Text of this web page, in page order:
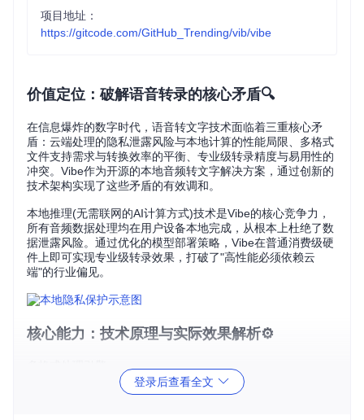
项目地址：
https://gitcode.com/GitHub_Trending/vib/vibe
价值定位：破解语音转录的核心矛盾🔍
在信息爆炸的数字时代，语音转文字技术面临着三重核心矛
盾：云端处理的隐私泄露风险与本地计算的性能局限、多格式
文件支持需求与转换效率的平衡、专业级转录精度与易用性的
冲突。Vibe作为开源的本地音频转文字解决方案，通过创新的
技术架构实现了这些矛盾的有效调和。
本地推理(无需联网的AI计算方式)技术是Vibe的核心竞争力，
所有音频数据处理均在用户设备本地完成，从根本上杜绝了数
据泄露风险。通过优化的模型部署策略，Vibe在普通消费级硬
件上即可实现专业级转录效果，打破了"高性能必须依赖云
端"的行业偏见。
核心能力：技术原理与实际效果解析⚙️
：Vibe采用FFmpeg作为底层多媒体处理框架，通过
登录后查看全文